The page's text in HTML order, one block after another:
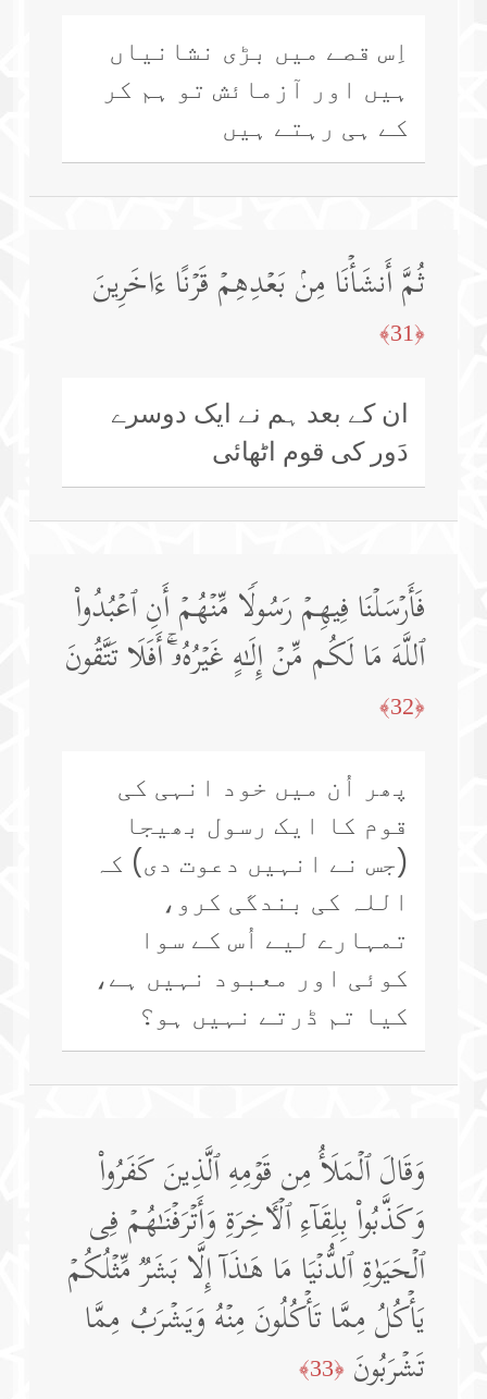
اِس قصے میں بڑی نشانیاں
ہیں اور آزمائش تو ہم کر
کے ہی رہتے ہیں
ثُمَّ أَنشَأۡنَا مِنۢ بَعۡدِهِمۡ قَرۡنًا ءَاخَرِینَ
﴿31﴾
ان کے بعد ہم نے ایک دوسرے
دَور کی قوم اٹھائی
فَأَرۡسَلۡنَا فِیهِمۡ رَسُولࣰا مِّنۡهُمۡ أَنِ ٱعۡبُدُوا۟
ٱللَّهَ مَا لَكُم مِّنۡ إِلَـٰهٍ غَیۡرُهُۥۤۚ أَفَلَا تَتَّقُونَ
﴿32﴾
پھر اُن میں خود انہی کی
قوم کا ایک رسول بھیجا
(جس نے انہیں دعوت دی) کہ
اللہ کی بندگی کرو،
تمہارے لیے اُس کے سوا
کوئی اور معبود نہیں ہے،
کیا تم ڈرتے نہیں ہو؟
وَقَالَ ٱلۡمَلَأُ مِن قَوۡمِهِ ٱلَّذِینَ كَفَرُوا۟
وَكَذَّبُوا۟ بِلِقَاۤءِ ٱلۡـَٔاخِرَةِ وَأَتۡرَفۡنَـٰهُمۡ فِی
ٱلۡحَیَوٰةِ ٱلدُّنۡیَا مَا هَـٰذَاۤ إِلَّا بَشَرࣱ مِّثۡلُكُمۡ
یَأۡكُلُ مِمَّا تَأۡكُلُونَ مِنۡهُ وَیَشۡرَبُ مِمَّا
تَشۡرَبُونَ ﴿33﴾